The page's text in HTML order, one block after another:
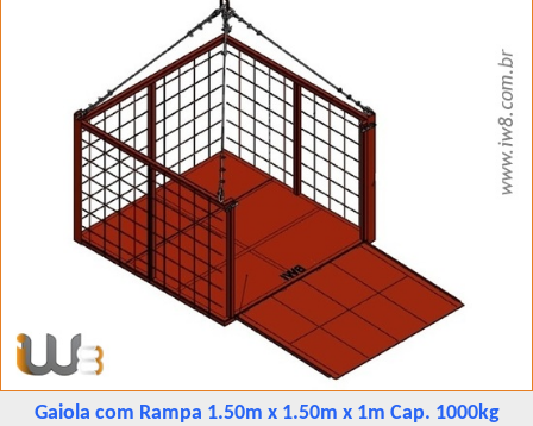
Gaiola com Rampa 1.50m x 1.50m x 1m Cap. 1000kg